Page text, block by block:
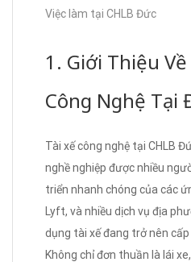
Việc làm tại CHLB Đức
1. Giới Thiệu
Công Nghệ Tại
Tài xế công nghệ tại CHLB
nghề nghiệp được nhiều
triển nhanh chóng của các
Lyft, và nhiều dịch vụ địa
dụng tài xế đang trở nên
Không chỉ đơn thuần là lái